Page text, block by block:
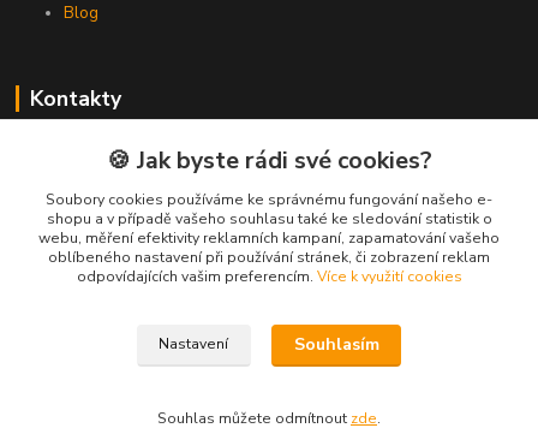
Blog
Kontakty
Zákaznická podpora Spojovat.cz
+420 606 036 459
(PO-PÁ, 8-16 hod.)
info@spojovat.cz
Všechna práva vyhrazena Spojovat.cz
🍪 Jak byste rádi své cookies?
Soubory cookies používáme ke správnému fungování našeho e-
shopu a v případě vašeho souhlasu také ke sledování statistik o
webu, měření efektivity reklamních kampaní, zapamatování vašeho
oblíbeného nastavení při používání stránek, či zobrazení reklam
odpovídajících vašim preferencím. Více k využití cookies
Nastavení Souhlasím
Souhlas můžete odmítnout zde.